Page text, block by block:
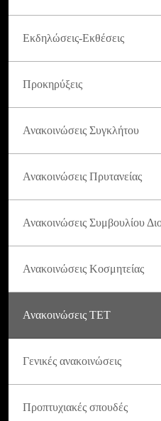
Εκδηλώσεις-Εκθέσεις
Προκηρύξεις
Ανακοινώσεις Συγκλήτου
Ανακοινώσεις Πρυτανείας
Ανακοινώσεις Συμβουλίου
Ανακοινώσεις Κοσμητείας
Ανακοινώσεις ΤΕΤ
Γενικές ανακοινώσεις
Προπτυχιακές σπουδές